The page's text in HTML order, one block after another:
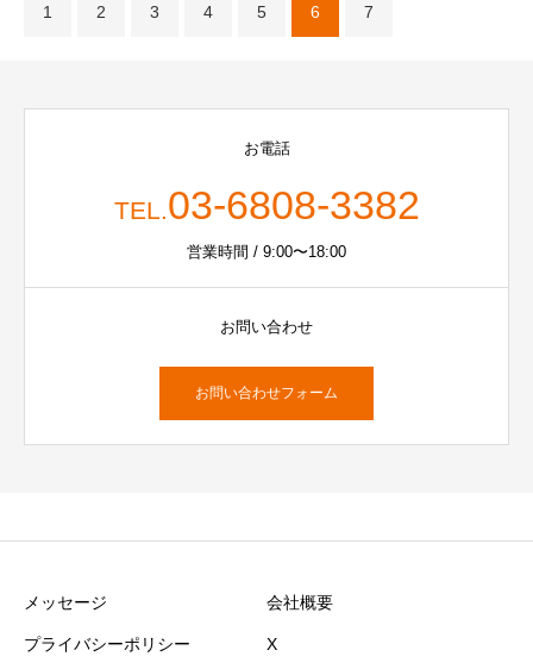
1 2 3 4 5 6 7
お電話
TEL.03-6808-3382
営業時間 / 9:00〜18:00
お問い合わせ
お問い合わせフォーム
メッセージ 会社概要
プライバシーポリシー X